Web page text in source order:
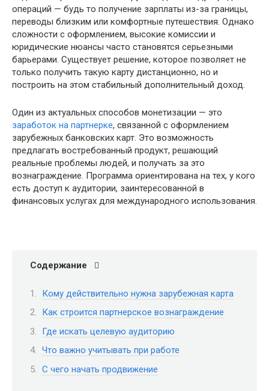
операций — будь то получение зарплаты из-за границы,
переводы близким или комфортные путешествия. Однако
сложности с оформлением, высокие комиссии и
юридические нюансы часто становятся серьезными
барьерами. Существует решение, которое позволяет не
только получить такую карту дистанционно, но и
построить на этом стабильный дополнительный доход.
Один из актуальных способов монетизации — это
заработок на партнерке, связанной с оформлением
зарубежных банковских карт. Это возможность
предлагать востребованный продукт, решающий
реальные проблемы людей, и получать за это
вознаграждение. Программа ориентирована на тех, у кого
есть доступ к аудитории, заинтересованной в
финансовых услугах для международного использования.
Содержание
Кому действительно нужна зарубежная карта
Как строится партнерское вознаграждение
Где искать целевую аудиторию
Что важно учитывать при работе
С чего начать продвижение